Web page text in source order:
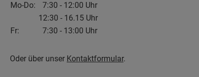
Mo-Do:
7:30 - 12:00 Uhr
12:30 - 16.15 Uhr
Fr:
7:30 - 13:00 Uhr
Oder über unser Kontaktformular.